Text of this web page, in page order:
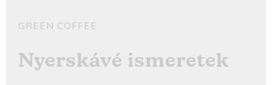
GREEN COFFEE
Nyerskávé ismeretek